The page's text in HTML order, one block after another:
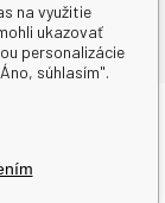
na využitie
ukazovať
personalizácie
súhlasím".